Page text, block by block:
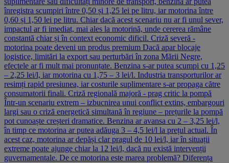
înregistra scumpiri între 0,50 și 1,25 lei pe litru, iar motorina între
0,60 și 1,50 lei pe litru. Chiar dacă acest scenariu nu ar fi unul sever,
impactul ar fi imediat, mai ales la motorină, unde cererea rămâne
constantă chiar și în context economic dificil. Criză severă -
motorina poate deveni un produs premium Dacă apar blocaje
logistice, limitări la export sau perturbări în zona Mării Negre,
efectele ar fi mult mai pronunțate. Benzina s-ar putea scumpi cu 1,25
– 2,25 lei/l, iar motorina cu 1,75 – 3 lei/l. Industria transporturilor ar
resimți rapid presiunea, iar costurile suplimentare s-ar propaga către
consumatorii finali. Criză regională majoră - prag critic la pompă
Într-un scenariu extrem – izbucnirea unui conflict extins, embargouri
largi sau o criză energetică simultană în regiune – prețurile la pompă
pot cunoaște creșteri dramatice. Benzina ar avansa cu 2 – 3,25 lei/l,
în timp ce motorina ar putea adăuga 3 – 4,5 lei/l la prețul actual. În
acest caz, motorina ar depăși clar pragul de 10 lei/l, iar în situații
extreme poate ajunge chiar la 12 lei/l, dacă nu există intervenții
guvernamentale. De ce motorina este marea problemă? Diferența